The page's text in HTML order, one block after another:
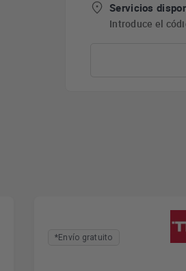
Servicios
Introduce el
*Envío gratuito